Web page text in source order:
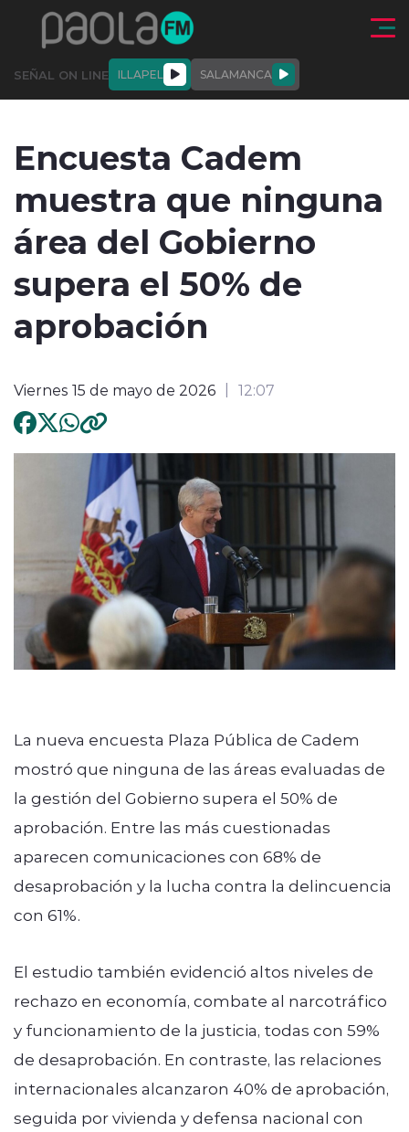
Click acá para ir directamente al contenido
SEÑAL ON LINE ILLAPEL SALAMANCA
modo claro
Encuesta Cadem
muestra que ninguna
área del Gobierno
supera el 50% de
aprobación
Viernes 15 de mayo de 2026 12:07
La nueva encuesta Plaza Pública de Cadem
mostró que ninguna de las áreas evaluadas de
la gestión del Gobierno supera el 50% de
aprobación. Entre las más cuestionadas
aparecen comunicaciones con 68% de
desaprobación y la lucha contra la delincuencia
con 61%.
El estudio también evidenció altos niveles de
rechazo en economía, combate al narcotráfico
y funcionamiento de la justicia, todas con 59%
de desaprobación. En contraste, las relaciones
internacionales alcanzaron 40% de aprobación,
seguida por vivienda y defensa nacional con